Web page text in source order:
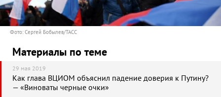
Фото: Сергей Бобылев/ТАСС
Материалы по теме
29 мая 2019
Как глава ВЦИОМ объяснил падение доверия к Путину?
— «Виноваты черные очки»